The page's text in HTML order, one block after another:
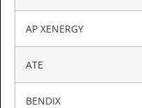
AP XENERGY
ATE
BENDIX